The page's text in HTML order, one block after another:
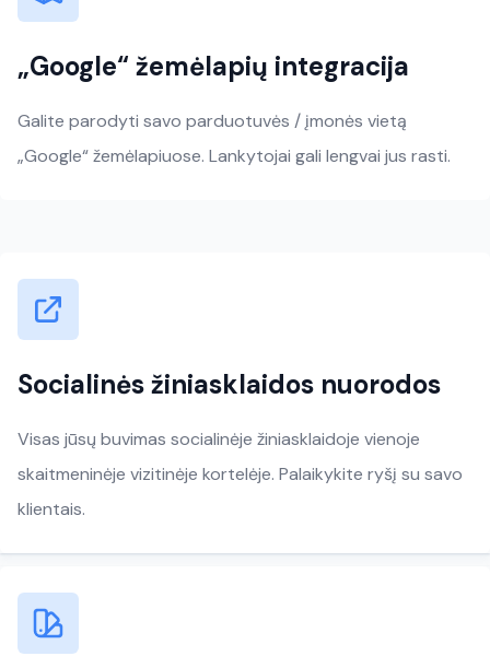
„Google“ žemėlapių integracija
Galite parodyti savo parduotuvės / įmonės vietą
„Google“ žemėlapiuose. Lankytojai gali lengvai jus rasti.
Socialinės žiniasklaidos nuorodos
Visas jūsų buvimas socialinėje žiniasklaidoje vienoje
skaitmeninėje vizitinėje kortelėje. Palaikykite ryšį su savo
klientais.